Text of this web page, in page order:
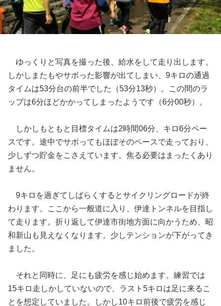
ゆっくりと写真を撮った後、給水をして走り出します。
しかしまたもやサボった影響が出てしまい、9キロの通過
タイムは53分台の前半でした（53分13秒）。この間のラ
ップは6分ほどかかってしまったようです（6分00秒）。
しかしもともと目標タイムは2時間06分、キロ6分ペー
スです。途中でサボってもほぼそのペースで走っており、
少しずつ貯金をこさえています。焦る必要はまったくあり
ません。
9キロを過ぎてしばらくするとサイクリングロードが終
わります。ここから一般道に入り、伊達トンネルを目指し
て走ります。折り返して伊達市街地方面に向かうため、昭
和新山も見えなくなります。少しテンションが下がってき
ました。
それと同時に、足にも疲労を感じ始めます。練習では
15キロ走しかしていないので、ラスト5キロは足に来るこ
とを想定していました。しかし10キロ前後で疲労を感じ